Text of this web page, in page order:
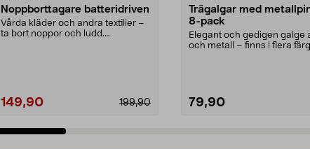
Noppborttagare batteridriven
Vårda kläder och andra textilier –
ta bort noppor och ludd.
199,90
149,90
Trägalgar med
8-pack
Elegant och gedigen galge
och metall – finns i flera
79,90